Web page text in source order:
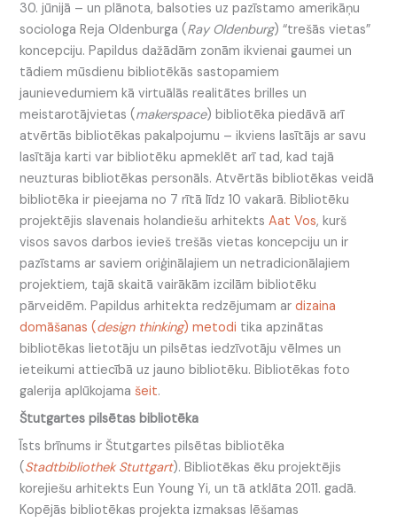
30. jūnijā – un plānota, balsoties uz pazīstamo amerikāņu
sociologa Reja Oldenburga (Ray Oldenburg) “trešās vietas”
koncepciju. Papildus dažādām zonām ikvienai gaumei un
tādiem mūsdienu bibliotēkās sastopamiem
jaunievedumiem kā virtuālās realitātes brilles un
meistarotājvietas (makerspace) bibliotēka piedāvā arī
atvērtās bibliotēkas pakalpojumu – ikviens lasītājs ar savu
lasītāja karti var bibliotēku apmeklēt arī tad, kad tajā
neuzturas bibliotēkas personāls. Atvērtās bibliotēkas veidā
bibliotēka ir pieejama no 7 rītā līdz 10 vakarā. Bibliotēku
projektējis slavenais holandiešu arhitektsAat Vos, kurš
visos savos darbos ievieš trešās vietas koncepciju un ir
pazīstams ar saviem oriģinālajiem un netradicionālajiem
projektiem, tajā skaitā vairākām izcilām bibliotēku
pārveidēm. Papildus arhitekta redzējumam ardizaina
domāšanas (design thinking) metodi tika apzinātas
bibliotēkas lietotāju un pilsētas iedzīvotāju vēlmes un
ieteikumi attiecībā uz jauno bibliotēku. Bibliotēkas foto
galerija aplūkojamašeit.
Štutgartes pilsētas bibliotēka
Īsts brīnums ir Štutgartes pilsētas bibliotēka
(Stadtbibliothek Stuttgart). Bibliotēkas ēku projektējis
korejiešu arhitekts Eun Young Yi, un tā atklāta 2011. gadā.
Kopējās bibliotēkas projekta izmaksas lēšamas